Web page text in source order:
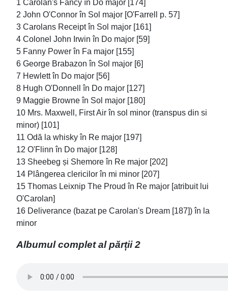
1 Carolan's Fancy în Do major [174]
2 John O'Connor în Sol major [O'Farrell p. 57]
3 Carolans Receipt în Sol major [161]
4 Colonel John Irwin în Do major [59]
5 Fanny Power în Fa major [155]
6 George Brabazon în Sol major [6]
7 Hewlett în Do major [56]
8 Hugh O'Donnell în Do major [127]
9 Maggie Browne în Sol major [180]
10 Mrs. Maxwell, First Air în sol minor (transpus din si
minor) [101]
11 Odă la whisky în Re major [197]
12 O'Flinn în Do major [128]
13 Sheebeg și Shemore în Re major [202]
14 Plângerea clericilor în mi minor [207]
15 Thomas Leixnip The Proud în Re major [atribuit lui
O'Carolan]
16 Deliverance (bazat pe Carolan's Dream [187]) în la
minor
Albumul complet al părții 2